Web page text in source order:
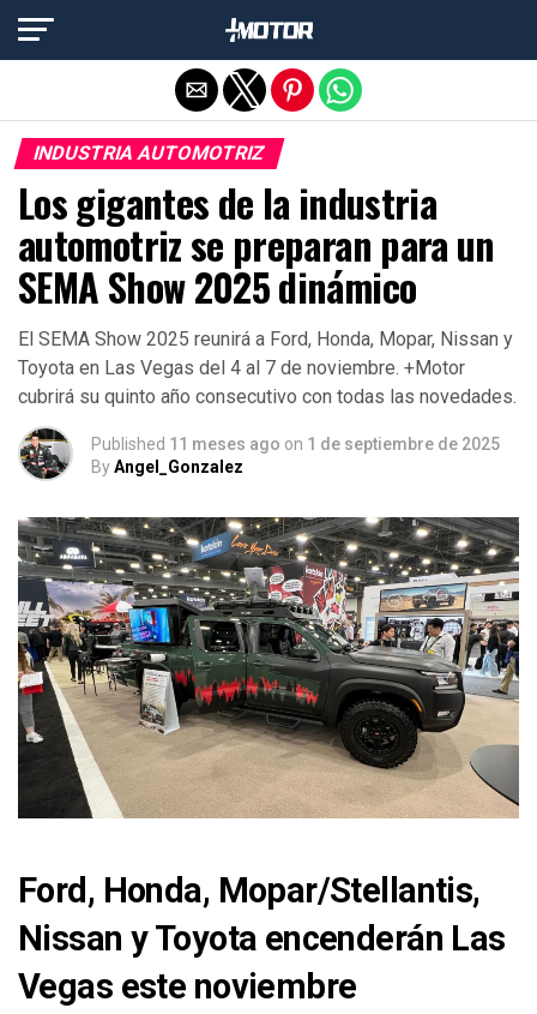
INDUSTRIA AUTOMOTRIZ
Los gigantes de la industria
automotriz se preparan para un
SEMA Show 2025 dinámico
El SEMA Show 2025 reunirá a Ford, Honda, Mopar, Nissan y
Toyota en Las Vegas del 4 al 7 de noviembre. +Motor
cubrirá su quinto año consecutivo con todas las novedades.
Published 11 meses ago on 1 de septiembre de 2025
ByAngel_Gonzalez
Ford, Honda, Mopar/Stellantis,
Nissan y Toyota encenderán Las
Vegas este noviembre
Salir de la versión móvil